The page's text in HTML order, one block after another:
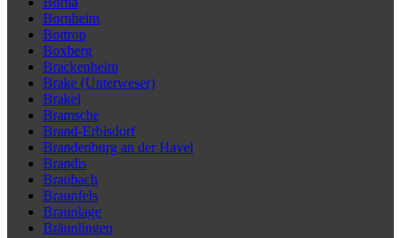
Bornheim
Bottrop
Boxberg
Brackenheim
Brake (Unterweser)
Brakel
Bramsche
Brand-Erbisdorf
Brandenburg an der Havel
Brandis
Braubach
Braunfels
Braunlage
Bräunlingen